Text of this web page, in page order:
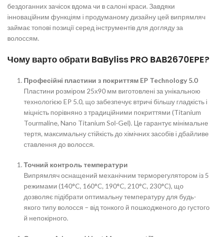
бездоганних зачісок вдома чи в салоні краси. Завдяки
інноваційним функціям і продуманому дизайну цей випрямляч
займає топові позиції серед інструментів для догляду за
волоссям.
Чому варто обрати BaByliss PRO BAB2670EPE?
Професійні пластини з покриттям EP Technology 5.0
Пластини розміром 25х90 мм виготовлені за унікальною
технологією EP 5.0, що забезпечує втричі більшу гладкість і
міцність порівняно з традиційними покриттями (Titanium
Tourmaline, Nano Titanium Sol-Gel). Це гарантує мінімальне
тертя, максимальну стійкість до хімічних засобів і дбайливе
ставлення до волосся.
Точний контроль температури
Випрямляч оснащений механічним терморегулятором із 5
режимами (140°C, 160°C, 190°C, 210°C, 230°C), що
дозволяє підібрати оптимальну температуру для будь-
якого типу волосся – від тонкого й пошкодженого до густого
й непокірного.